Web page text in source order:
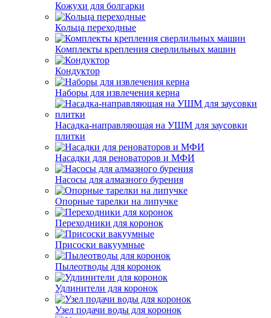
Кожухи для болгарки
Кольца переходные
Комплекты крепления сверлильных машин
Кондуктор
Наборы для извлечения керна
Насадка-направляющая на УШМ для заусовки
плитки
Насадки для реноваторов и МФИ
Насосы для алмазного бурения
Опорные тарелки на липучке
Переходники для коронок
Присоски вакуумные
Пылеотводы для коронок
Удлинители для коронок
Узел подачи воды для коронок